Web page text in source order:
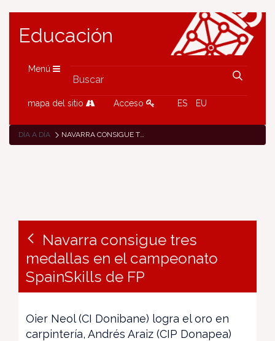
Educación
Menú
mapa del sitio Acceso ES EU
DÍA A DÍA NAVARRA CONSIGUE TRES MEDALLAS EN EL CAMPEONATO SPAINSKILLS DE FP
Navarra consigue tres
medallas en el campeonato
SpainSkills de FP
Oier Neol (CI Donibane) logra el oro en
carpintería, Andrés Araiz (CIP Donapea)